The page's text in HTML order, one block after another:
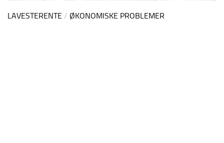
LAVESTERENTE / ØKONOMISKE PROBLEMER